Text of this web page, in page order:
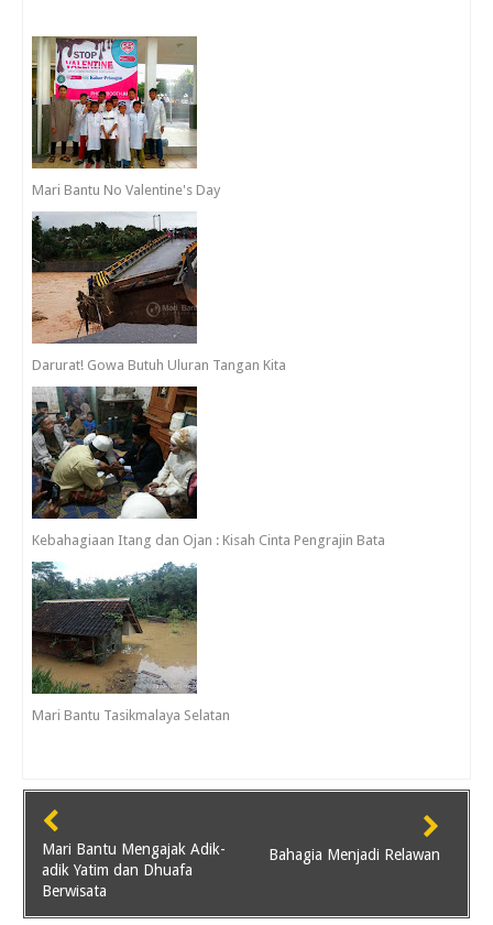
Mari Bantu No Valentine's Day
Darurat! Gowa Butuh Uluran Tangan Kita
Kebahagiaan Itang dan Ojan : Kisah Cinta Pengrajin Bata
Mari Bantu Tasikmalaya Selatan
Mari Bantu Mengajak Adik-
adik Yatim dan Dhuafa
Berwisata
Bahagia Menjadi Relawan